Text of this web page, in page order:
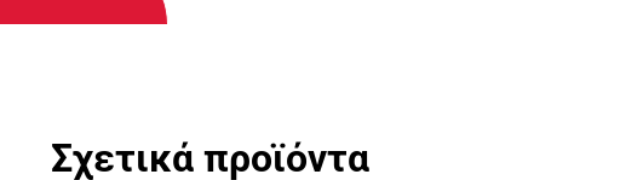
Σχετικά προϊόντα